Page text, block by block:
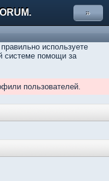
»
используете
системе помощи за
пользователей.